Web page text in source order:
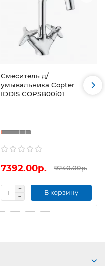
Смеситель д/
умывальника Copter
IDDIS COPSB00i01
7392.00р. 9240.00р.
В корзину